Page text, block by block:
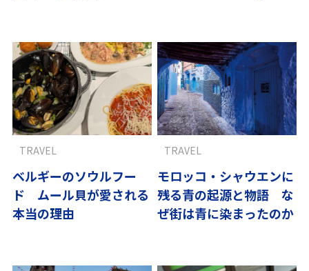
ベルギーのソウルフー
ド ムール貝が愛される
本当の理由
TRAVEL
モロッコ・シャウエンに
残る青の起源と物語 な
ぜ街は青に染まったのか
TRAVEL